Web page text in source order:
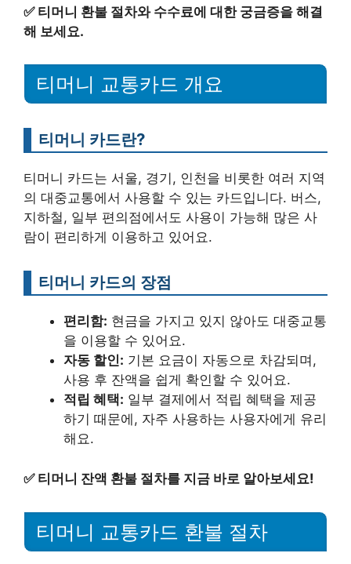
✅ 티머니 환불 절차와 수수료에 대한 궁금증을 해결
해 보세요.
티머니 교통카드 개요
티머니 카드란?
티머니 카드는 서울, 경기, 인천을 비롯한 여러 지역
의 대중교통에서 사용할 수 있는 카드입니다. 버스,
지하철, 일부 편의점에서도 사용이 가능해 많은 사
람이 편리하게 이용하고 있어요.
티머니 카드의 장점
편리함: 현금을 가지고 있지 않아도 대중교통
을 이용할 수 있어요.
자동 할인: 기본 요금이 자동으로 차감되며,
사용 후 잔액을 쉽게 확인할 수 있어요.
적립 혜택: 일부 결제에서 적립 혜택을 제공
하기 때문에, 자주 사용하는 사용자에게 유리
해요.
✅ 티머니 잔액 환불 절차를 지금 바로 알아보세요!
티머니 교통카드 환불 절차